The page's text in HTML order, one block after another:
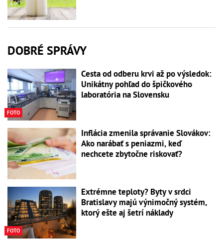
DOBRÉ SPRÁVY
FOTO
Cesta od odberu krvi až po výsledok:
Unikátny pohľad do špičkového
laboratória na Slovensku
Inflácia zmenila správanie Slovákov:
Ako narábať s peniazmi, keď
nechcete zbytočne riskovať?
FOTO
Extrémne teploty? Byty v srdci
Bratislavy majú výnimočný systém,
ktorý ešte aj šetrí náklady